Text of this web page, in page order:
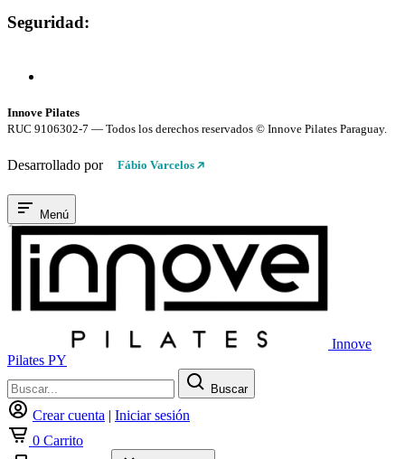
Seguridad:
Innove Pilates
RUC 9106302-7 — Todos los derechos reservados © Innove Pilates Paraguay.
Desarrollado por Fábio Varcelos
Menú
Innove
Pilates PY
Buscar
Crear cuenta | Iniciar sesión
0 Carrito